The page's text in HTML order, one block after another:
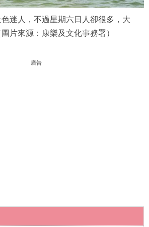
迷人，不過星期六日人卻很多，大
片來源：康樂及文化事務署）
廣告